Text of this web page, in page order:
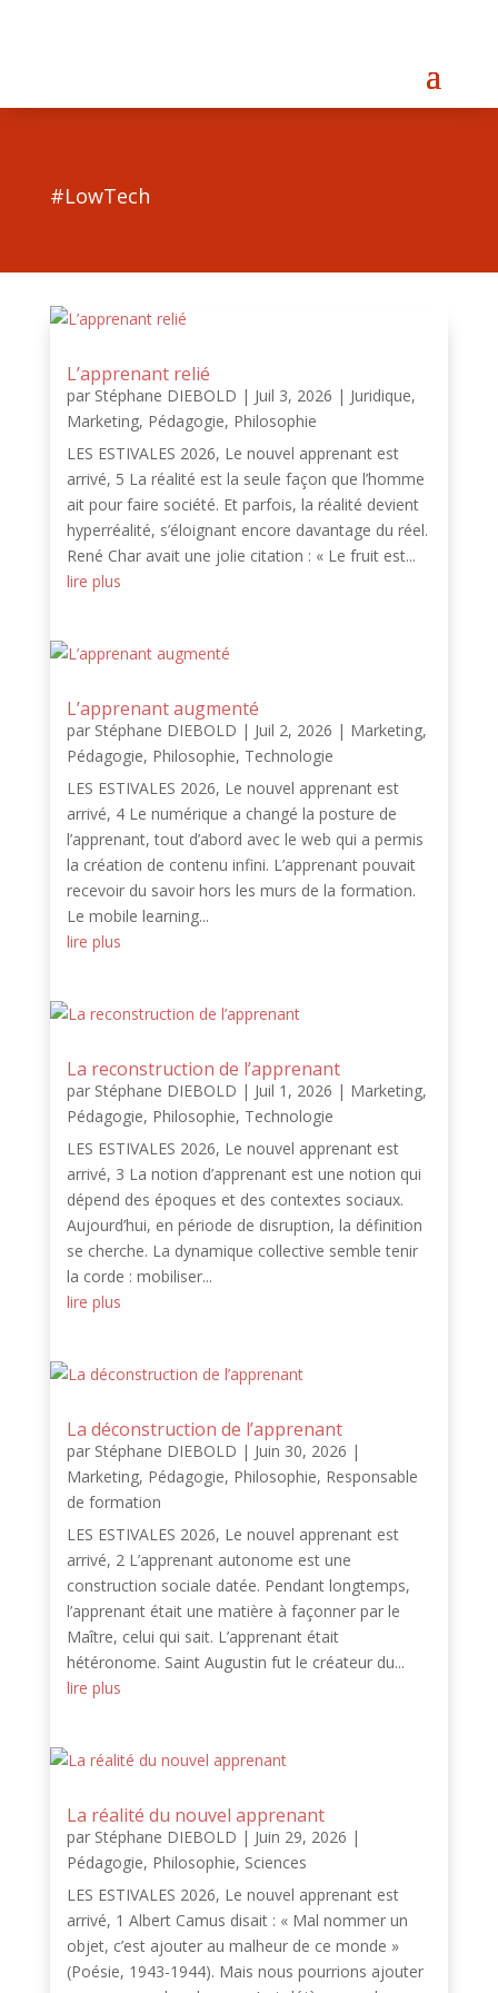
#LowTech
L’apprenant relié
par Stéphane DIEBOLD | Juil 3, 2026 | Juridique,
Marketing, Pédagogie, Philosophie
LES ESTIVALES 2026, Le nouvel apprenant est
arrivé, 5 La réalité est la seule façon que l’homme
ait pour faire société. Et parfois, la réalité devient
hyperréalité, s’éloignant encore davantage du réel.
René Char avait une jolie citation : « Le fruit est...
lire plus
L’apprenant augmenté
par Stéphane DIEBOLD | Juil 2, 2026 | Marketing,
Pédagogie, Philosophie, Technologie
LES ESTIVALES 2026, Le nouvel apprenant est
arrivé, 4 Le numérique a changé la posture de
l’apprenant, tout d’abord avec le web qui a permis
la création de contenu infini. L’apprenant pouvait
recevoir du savoir hors les murs de la formation.
Le mobile learning...
lire plus
La reconstruction de l’apprenant
par Stéphane DIEBOLD | Juil 1, 2026 | Marketing,
Pédagogie, Philosophie, Technologie
LES ESTIVALES 2026, Le nouvel apprenant est
arrivé, 3 La notion d’apprenant est une notion qui
dépend des époques et des contextes sociaux.
Aujourd’hui, en période de disruption, la définition
se cherche. La dynamique collective semble tenir
la corde : mobiliser...
lire plus
La déconstruction de l’apprenant
par Stéphane DIEBOLD | Juin 30, 2026 |
Marketing, Pédagogie, Philosophie, Responsable
de formation
LES ESTIVALES 2026, Le nouvel apprenant est
arrivé, 2 L’apprenant autonome est une
construction sociale datée. Pendant longtemps,
l’apprenant était une matière à façonner par le
Maître, celui qui sait. L’apprenant était
hétéronome. Saint Augustin fut le créateur du...
lire plus
La réalité du nouvel apprenant
par Stéphane DIEBOLD | Juin 29, 2026 |
Pédagogie, Philosophie, Sciences
LES ESTIVALES 2026, Le nouvel apprenant est
arrivé, 1 Albert Camus disait : « Mal nommer un
objet, c’est ajouter au malheur de ce monde »
(Poésie, 1943-1944). Mais nous pourrions ajouter